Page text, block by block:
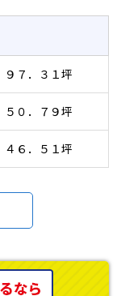
９７．３１坪
５０．７９坪
４６．５１坪